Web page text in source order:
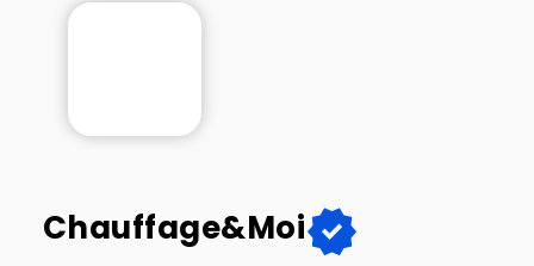
Chauffage&Moiverified